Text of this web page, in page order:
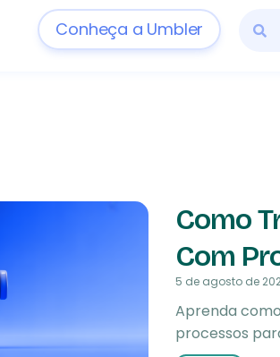
Conheça a Umbler
Como
Com
5 de agosto de
Aprenda
processos